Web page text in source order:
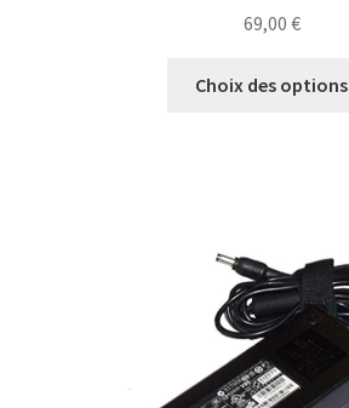
69,00 €
Choix des options